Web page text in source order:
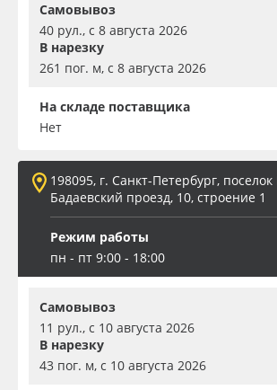
Самовывоз
40 рул., с 8 августа 2026
В нарезку
261 пог. м, с 8 августа 2026
На складе поставщика
Нет
198095, г. Санкт-Петербург,
Бадаевский проезд, 10, строение 1
Режим работы
пн - пт 9:00 - 18:00
Самовывоз
11 рул., с 10 августа 2026
В нарезку
43 пог. м, с 10 августа 2026